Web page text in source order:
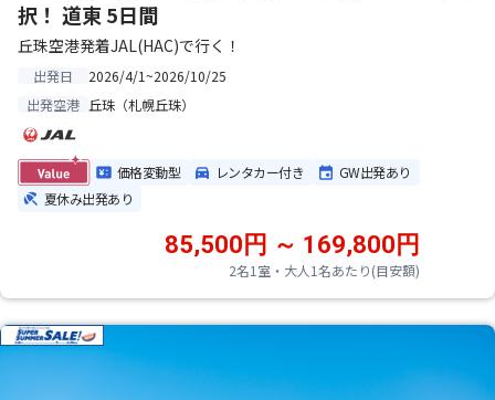
択！ 道東 5日間
丘珠空港発着JAL(HAC)で行く！
出発日
2026/4/1~2026/10/25
出発空港 丘珠（札幌丘珠）
価格変動型 レンタカー付き
GW出発あり
夏休み出発あり
2名1室・大人1名あたり(目安額)
85,500円 ～ 169,800円